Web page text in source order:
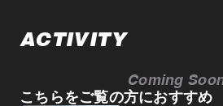
ACTIVITY
Coming
こちらをご覧の方におすすめ